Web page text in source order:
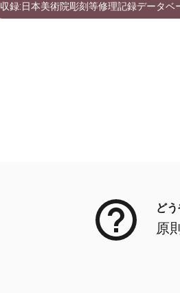
収録:日本美術院彫刻等修理記録データベ
ど
原